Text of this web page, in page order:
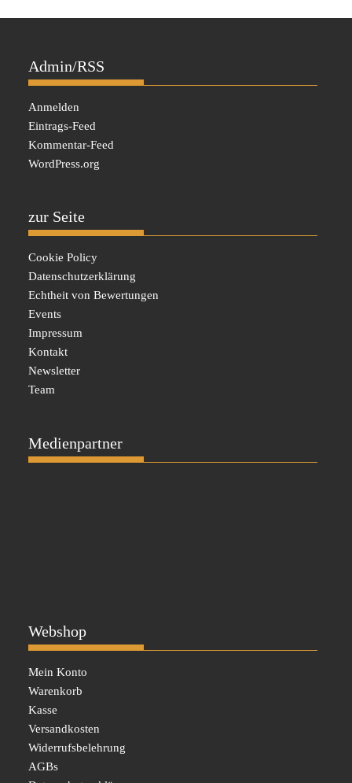
Admin/RSS
Anmelden
Eintrags-Feed
Kommentar-Feed
WordPress.org
zur Seite
Cookie Policy
Datenschutzerklärung
Echtheit von Bewertungen
Events
Impressum
Kontakt
Newsletter
Team
Medienpartner
Webshop
Mein Konto
Warenkorb
Kasse
Versandkosten
Widerrufsbelehrung
AGBs